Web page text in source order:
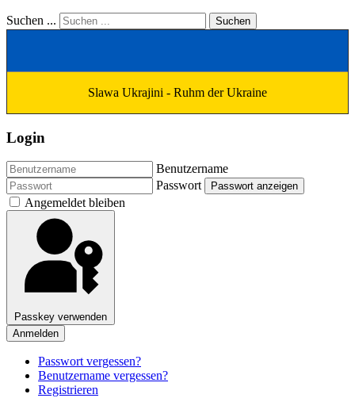
Suchen ... Suchen
Slawa Ukrajini - Ruhm der Ukraine
Login
Benutzername
Passwort
Passwort anzeigen
Angemeldet bleiben
Passkey verwenden
Anmelden
Passwort vergessen?
Benutzername vergessen?
Registrieren